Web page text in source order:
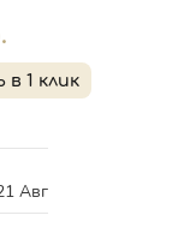
Авг